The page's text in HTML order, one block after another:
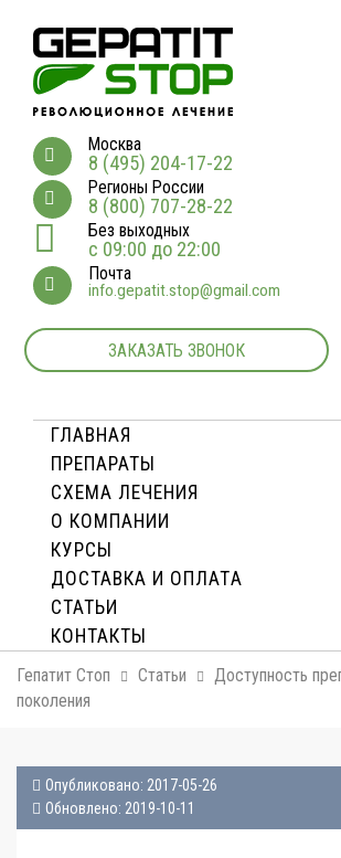
Москва
8 (495) 204-17-22
Регионы России
8 (800) 707-28-22
Без выходных
с 09:00 до 22:00
Почта
info.gepatit.stop@gmail.com
ЗАКАЗАТЬ ЗВОНОК
ГЛАВНАЯ
ПРЕПАРАТЫ
СХЕМА ЛЕЧЕНИЯ
О КОМПАНИИ
КУРСЫ
ДОСТАВКА И ОПЛАТA
СТАТЬИ
КОНТАКТЫ
Гепатит Стоп Статьи
Доступность
поколения
Опубликовано: 2017-05-26
Обновлено: 2019-10-11